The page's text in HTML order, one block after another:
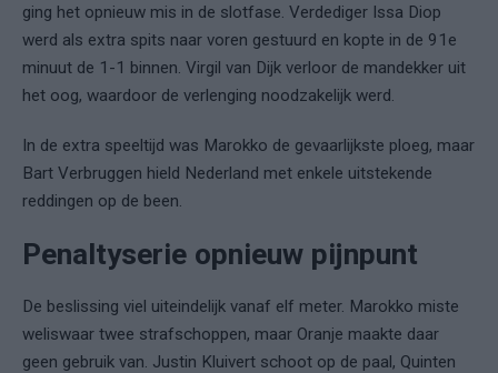
ging het opnieuw mis in de slotfase. Verdediger Issa Diop
werd als extra spits naar voren gestuurd en kopte in de 91e
minuut de 1-1 binnen. Virgil van Dijk verloor de mandekker uit
het oog, waardoor de verlenging noodzakelijk werd.
In de extra speeltijd was Marokko de gevaarlijkste ploeg, maar
Bart Verbruggen hield Nederland met enkele uitstekende
reddingen op de been.
Penaltyserie opnieuw pijnpunt
De beslissing viel uiteindelijk vanaf elf meter. Marokko miste
weliswaar twee strafschoppen, maar Oranje maakte daar
geen gebruik van. Justin Kluivert schoot op de paal, Quinten